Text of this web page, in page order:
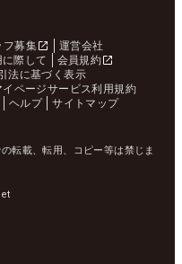
フ募集
運営会社
に際して
会員規約
法に基づく表示
イページサービス利用規約
ヘルプ サイトマップ
転載、転用、コピー等は禁じま